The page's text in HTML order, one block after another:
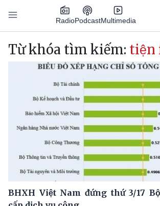
Nhảy đến nội dung
RadioPodcastMultimedia
Main navigation
Từ khóa tìm kiếm: tiện
BHXH Việt Nam đứng thứ 3/17